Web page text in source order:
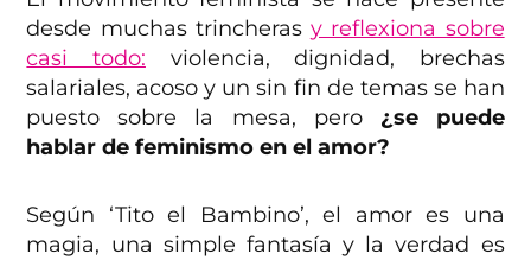
desde muchas trincherasy reflexiona sobre
casi todo: violencia, dignidad, brechas
salariales, acoso y un sin fin de temas se han
puesto sobre la mesa, pero ¿se puede
hablar de feminismo en el amor?
Según ‘Tito el Bambino’, el amor es una
magia, una simple fantasía y la verdad es